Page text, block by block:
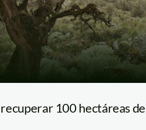
100 hectáreas